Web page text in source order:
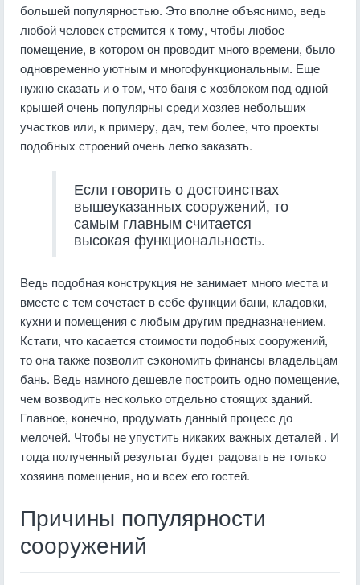
большей популярностью. Это вполне объяснимо, ведь
любой человек стремится к тому, чтобы любое
помещение, в котором он проводит много времени, было
одновременно уютным и многофункциональным. Еще
нужно сказать и о том, что баня с хозблоком под одной
крышей очень популярны среди хозяев небольших
участков или, к примеру, дач, тем более, что проекты
подобных строений очень легко заказать.
Если говорить о достоинствах
вышеуказанных сооружений, то
самым главным считается
высокая функциональность.
Ведь подобная конструкция не занимает много места и
вместе с тем сочетает в себе функции бани, кладовки,
кухни и помещения с любым другим предназначением.
Кстати, что касается стоимости подобных сооружений,
то она также позволит сэкономить финансы владельцам
бань. Ведь намного дешевле построить одно помещение,
чем возводить несколько отдельно стоящих зданий.
Главное, конечно, продумать данный процесс до
мелочей. Чтобы не упустить никаких важных деталей . И
тогда полученный результат будет радовать не только
хозяина помещения, но и всех его гостей.
Причины популярности
сооружений